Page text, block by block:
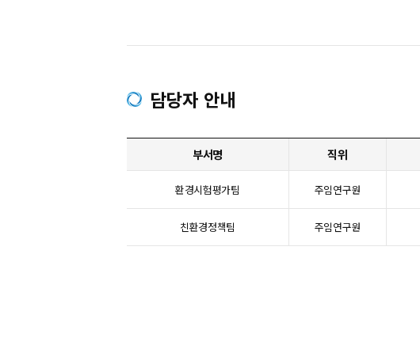
담당자 안내
부서명 직위
환경시험평가팀 주임연구원
친환경정책팀 주임연구원